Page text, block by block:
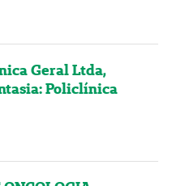
Geral Ltda,
Policlínica